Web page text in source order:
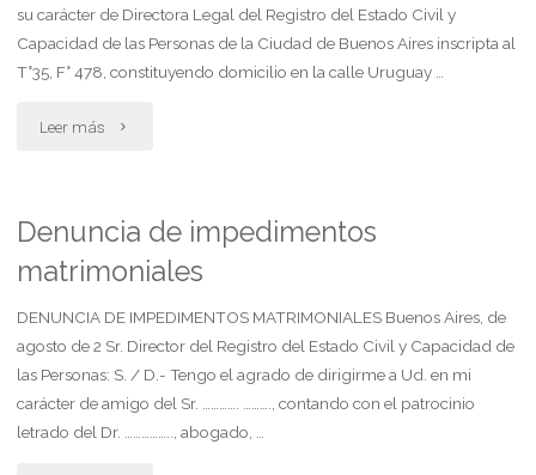
regulador"
su carácter de Directora Legal del Registro del Estado Civil y
Capacidad de las Personas de la Ciudad de Buenos Aires inscripta al
T°35, F° 478, constituyendo domicilio en la calle Uruguay …
Leer más "Denuncia
registro
civil
y
de
Denuncia de impedimentos
matrimoniales
DENUNCIA DE IMPEDIMENTOS MATRIMONIALES Buenos Aires, de
agosto de 2 Sr. Director del Registro del Estado Civil y Capacidad de
las Personas: S. / D.- Tengo el agrado de dirigirme a Ud. en mi
carácter de amigo del Sr. …………. ………., contando con el patrocinio
letrado del Dr. …………….., abogado, …